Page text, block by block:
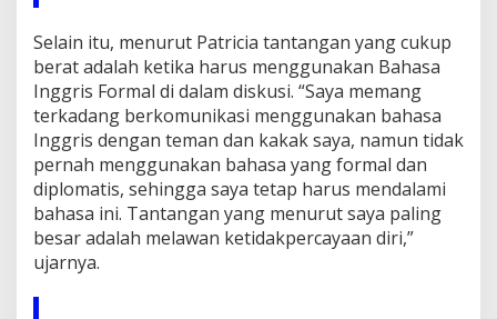
U
n
i
t
e
d
N
a
t
o
Selain itu, menurut Patricia tantangan yang cukup
berat adalah ketika harus menggunakan Bahasa
Inggris Formal di dalam diskusi. “Saya memang
terkadang berkomunikasi menggunakan bahasa
Inggris dengan teman dan kakak saya, namun tidak
pernah menggunakan bahasa yang formal dan
diplomatis, sehingga saya tetap harus mendalami
bahasa ini. Tantangan yang menurut saya paling
besar adalah melawan ketidakpercayaan diri,”
ujarnya.